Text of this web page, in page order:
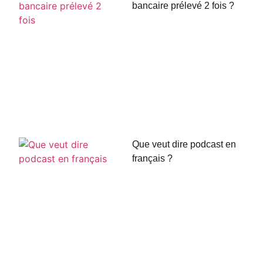
bancaire prélevé 2 fois ?
Que veut dire podcast en
français ?